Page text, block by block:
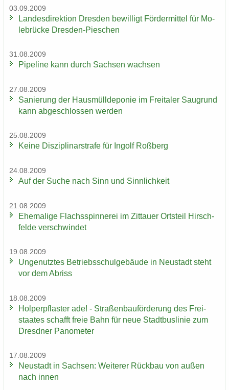
03.09.2009
Lan­des­di­rek­ti­on Dres­den be­wil­ligt För­der­mit­tel für Mo­
le­brü­cke Dresden-​Pieschen
31.08.2009
Pipe­line kann durch Sach­sen wach­sen
27.08.2009
Sa­nie­rung der Haus­müll­de­po­nie im Frei­ta­ler Saugrund
kann ab­ge­schlos­sen wer­den
25.08.2009
Keine Dis­zi­pli­nar­stra­fe für In­golf Roß­berg
24.08.2009
Auf der Suche nach Sinn und Sinn­lich­keit
21.08.2009
Ehe­ma­li­ge Flachs­spin­ne­rei im Zit­tau­er Orts­teil Hirsch­
fel­de ver­schwin­det
19.08.2009
Un­ge­nutz­tes Be­triebs­schul­ge­bäu­de in Neu­stadt steht
vor dem Ab­riss
18.08.2009
Hol­per­pflas­ter ade! - Stra­ßen­bau­för­de­rung des Frei­
staa­tes schafft freie Bahn für neue Stadt­bus­li­nie zum
Dresd­ner Pano­me­ter
17.08.2009
Neu­stadt in Sach­sen: Wei­te­rer Rück­bau von außen
nach innen